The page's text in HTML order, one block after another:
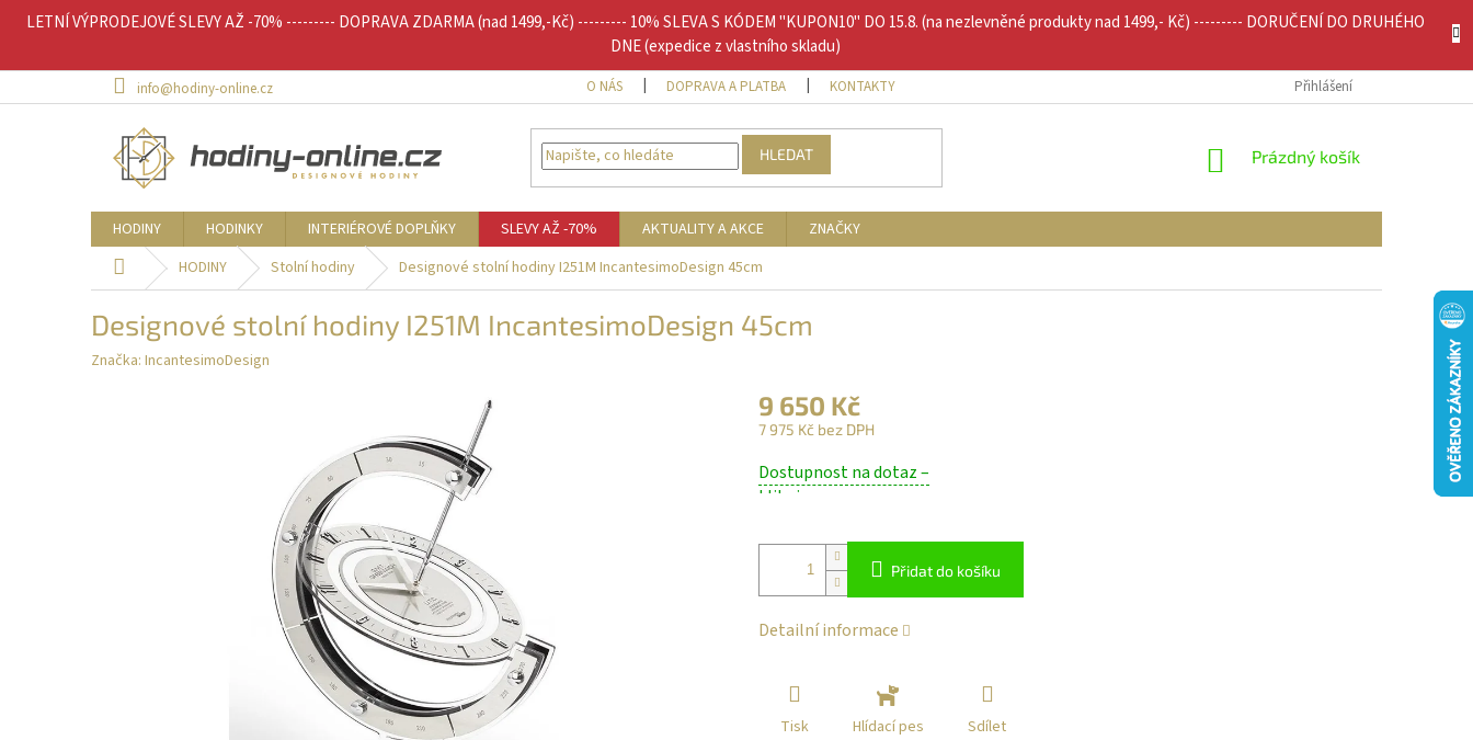
LETNÍ VÝPRODEJOVÉ SLEVY AŽ -70% --------- DOPRAVA ZDARMA (nad 1499,-Kč) --------- 10% SLEVA S KÓDEM "KUPON10" DO 15.8. (na nezlevněné produkty nad 1499,- Kč) --------- DORUČENÍ DO DRUHÉHO
DNE (expedice z vlastního skladu)
info@hodiny-online.cz O NÁS DOPRAVA A PLATBA KONTAKTY Přihlášení
HLEDAT
NÁKUPNÍ
Prázdný košík
HODINY HODINKY INTERIÉROVÉ DOPLŇKY SLEVY AŽ -70% AKTUALITY A AKCE
ZNAČKY
Domů HODINY Stolní hodiny Designové stolní hodiny I251M IncantesimoDesign 45cm
Designové stolní hodiny I251M IncantesimoDesign 45cm
Značka: IncantesimoDesign
9 650 Kč
7 975 Kč bez DPH
cena:
Dostupnost na dotaz –
klikni
Přidat do košíku
Detailní informace
Tisk Hlídací pes Sdílet